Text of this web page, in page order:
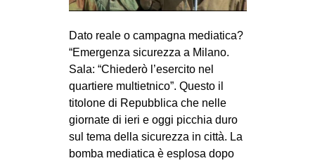
Dato reale o campagna mediatica?
“Emergenza sicurezza a Milano.
Sala: “Chiederò l’esercito nel
quartiere multietnico”. Questo il
titolone di Repubblica che nelle
giornate di ieri e oggi picchia duro
sul tema della sicurezza in città. La
bomba mediatica è esplosa dopo